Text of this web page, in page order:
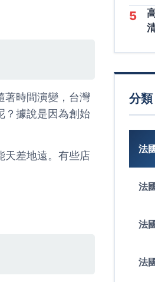
著時間演變，台灣
？據說是因為創始
天差地遠。有些店
5
分類
法
法
法
法